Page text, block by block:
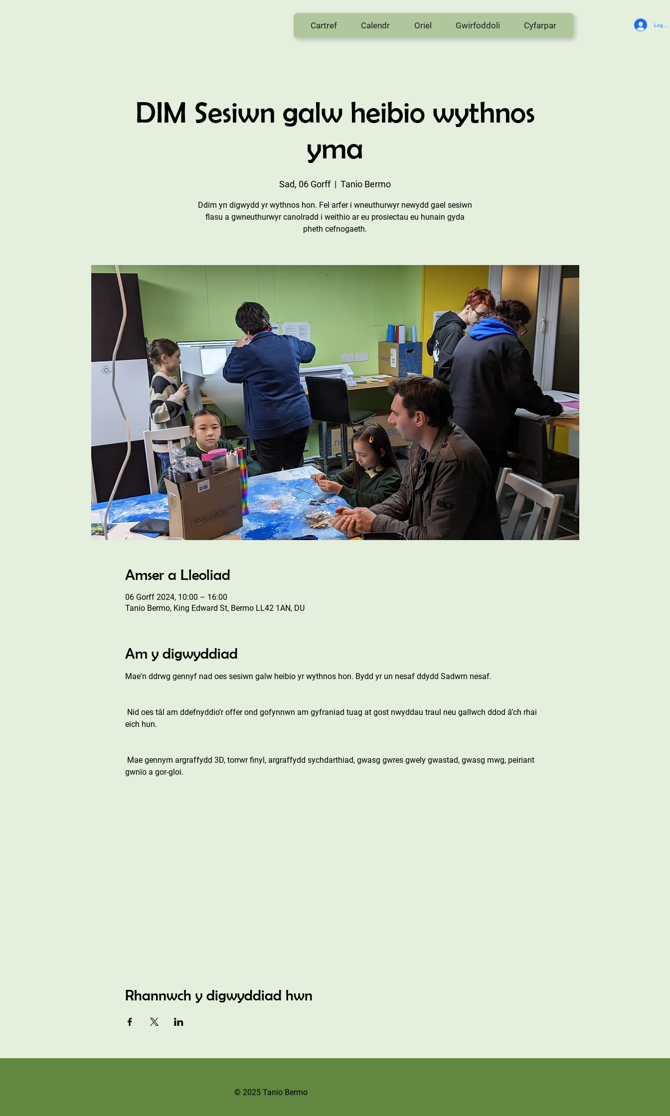
Cartref Calendr Oriel Gwirfoddoli Cyfarpar Log In
DIM Sesiwn galw heibio wythnos
yma
Sad, 06 Gorff
  |
Tanio Bermo
Ddim yn digwydd yr wythnos hon. Fel arfer i wneuthurwyr newydd gael sesiwn
flasu a gwneuthurwyr canolradd i weithio ar eu prosiectau eu hunain gyda
pheth cefnogaeth.
Amser a Lleoliad
06 Gorff 2024, 10:00 – 16:00
Tanio Bermo, King Edward St, Bermo LL42 1AN, DU
Am y digwyddiad
Mae'n ddrwg gennyf nad oes sesiwn galw heibio yr wythnos hon. Bydd yr un nesaf ddydd Sadwrn nesaf.
eich hun.
gwnïo a gor-gloi.
Rhannwch y digwyddiad hwn
© 2025 Tanio Bermo